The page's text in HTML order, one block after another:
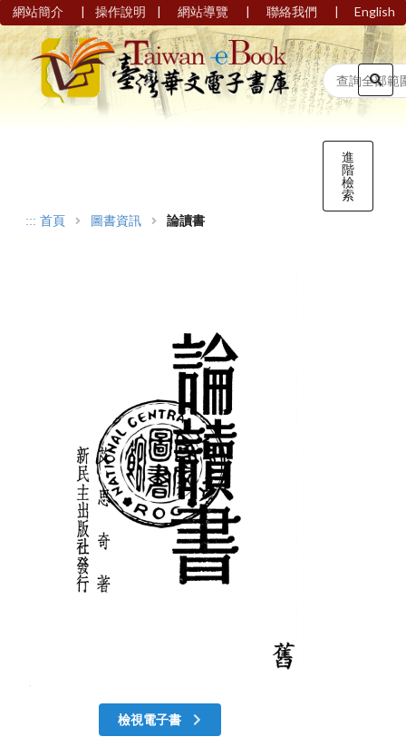
網站簡介 | 操作說明 | 網站導覽 | 聯絡我們 | English
進
階
檢
索
::: 首頁 圖書資訊 論讀書
檢視電子書